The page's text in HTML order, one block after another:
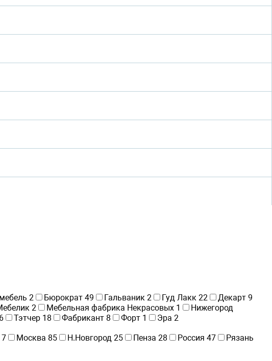
2 Бюрократ 49 Гальваник 2 Гуд Лакк 22 Декарт 9
2 Мебельная фабрика Некрасовых 1
Нижегород
6 Тэтчер 18 Фабрикант 8 Форт 1 Эра 2
7 Москва 85 Н.Новгород 25 Пенза 28 Россия 47
Рязань